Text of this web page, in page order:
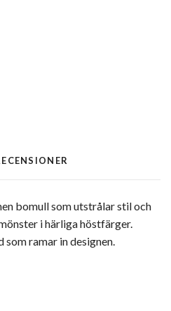
bomull som utstrålar stil och
i härliga höstfärger.
som ramar in designen.